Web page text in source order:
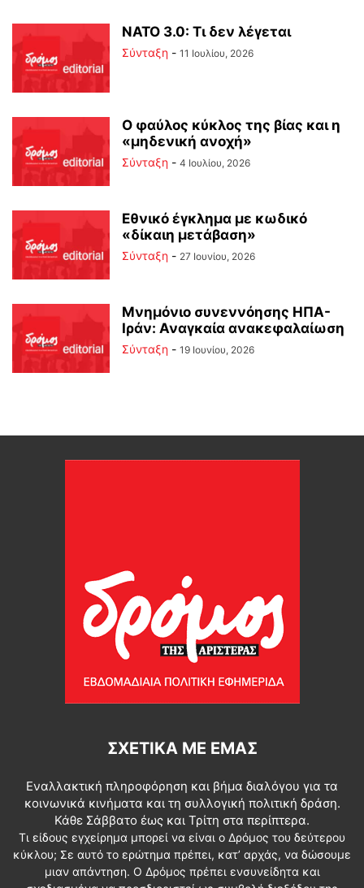
ΝΑΤΟ 3.0: Τι δεν λέγεται
Σύνταξη - 11 Ιουλίου, 2026
Ο φαύλος κύκλος της βίας και η
«μηδενική ανοχή»
Σύνταξη - 4 Ιουλίου, 2026
Εθνικό έγκλημα με κωδικό
«δίκαιη μετάβαση»
Σύνταξη - 27 Ιουνίου, 2026
Μνημόνιο συνεννόησης ΗΠΑ-
Ιράν: Αναγκαία ανακεφαλαίωση
Σύνταξη - 19 Ιουνίου, 2026
ΣΧΕΤΙΚΆ ΜΕ ΕΜΆΣ
Εναλλακτική πληροφόρηση και βήμα διαλόγου για τα
κοινωνικά κινήματα και τη συλλογική πολιτική δράση.
Κάθε Σάββατο έως και Τρίτη στα περίπτερα.
Τι είδους εγχείρημα μπορεί να είναι ο Δρόμος του δεύτερου
κύκλου; Σε αυτό το ερώτημα πρέπει, κατ’ αρχάς, να δώσουμε
μιαν απάντηση. Ο Δρόμος πρέπει ενσυνείδητα και